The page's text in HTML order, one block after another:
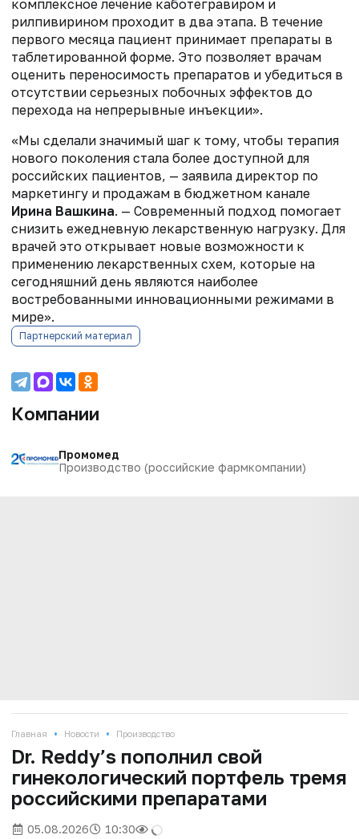
комплексное лечение каботегравиром и
рилпивирином проходит в два этапа. В течение
первого месяца пациент принимает препараты в
таблетированной форме. Это позволяет врачам
оценить переносимость препаратов и убедиться в
отсутствии серьезных побочных эффектов до
перехода на непрерывные инъекции».
«Мы сделали значимый шаг к тому, чтобы терапия
нового поколения стала более доступной для
российских пациентов, — заявила директор по
маркетингу и продажам в бюджетном канале
Ирина Вашкина. — Современный подход помогает
снизить ежедневную лекарственную нагрузку. Для
врачей это открывает новые возможности к
применению лекарственных схем, которые на
сегодняшний день являются наиболее
востребованными инновационными режимами в
мире».
Партнерский материал
Компании
Промомед
Производство (российские фармкомпании)
Главная • Новости • Производство
Dr. Reddy’s пополнил свой
гинекологический портфель тремя
российскими препаратами
05.08.2026 10:30